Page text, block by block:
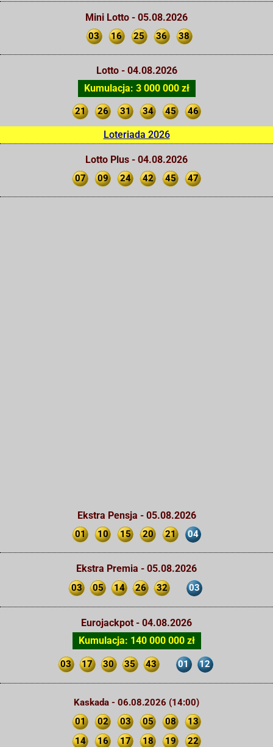
Mini Lotto - 05.08.2026
03 16 25 36 38
Lotto - 04.08.2026
Kumulacja: 3 000 000 zł
21 26 31 34 45 46
Loteriada 2026
Lotto Plus - 04.08.2026
07 09 24 42 45 47
Ekstra Pensja - 05.08.2026
01 10 15 20 21 04
Ekstra Premia - 05.08.2026
03 05 14 26 32 03
Eurojackpot - 04.08.2026
Kumulacja: 140 000 000 zł
03 17 30 35 43 01 12
Kaskada - 06.08.2026 (14:00)
01
02 03 05 08
13
14
16 17 18 19 22